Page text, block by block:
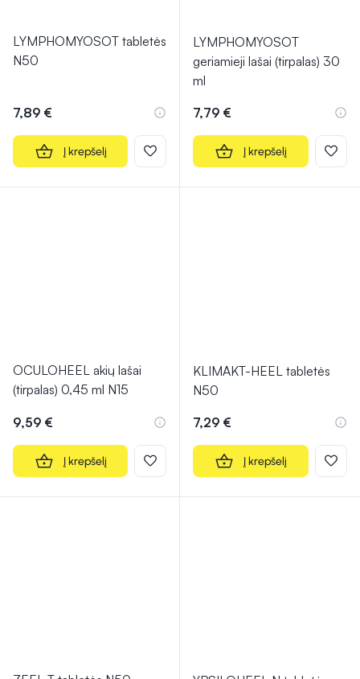
LYMPHOMYOSOT tabletės
N50
7,89 €
Į krepšelį
LYMPHOMYOSOT
geriamieji lašai (tirpalas) 30
ml
7,79 €
Į krepšelį
OCULOHEEL akių lašai
(tirpalas) 0,45 ml N15
9,59 €
Į krepšelį
KLIMAKT-HEEL tabletės
N50
7,29 €
Į krepšelį